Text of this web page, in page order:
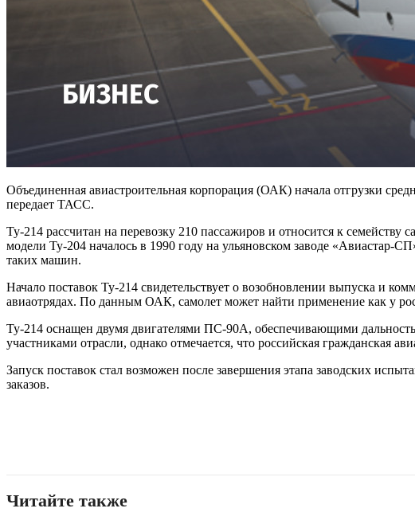
Объединенная авиастроительная корпорация (ОАК) начала отгрузки
передает ТАСС.
Ту-214 рассчитан на перевозку 210 пассажиров и относится к
модели Ту-204 началось в 1990 году на ульяновском заводе «Авиастар-
таких машин.
Начало поставок Ту-214 свидетельствует о возобновлении выпуска и
авиаотрядах. По данным ОАК, самолет может найти применение как у
Ту-214 оснащен двумя двигателями ПС-90А, обеспечивающими
участниками отрасли, однако отмечается, что российская гражданская
Запуск поставок стал возможен после завершения этапа заводских
заказов.
Читайте также